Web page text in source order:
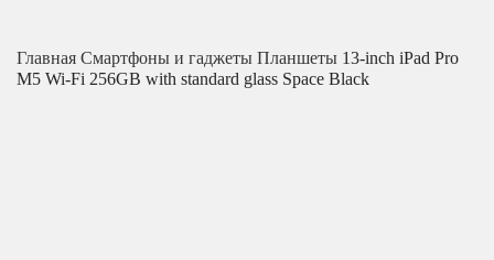
Главная Смартфоны и гаджеты Планшеты 13-inch iPad Pro
M5 Wi-Fi 256GB with standard glass Space Black